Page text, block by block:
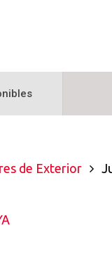
de Exterior